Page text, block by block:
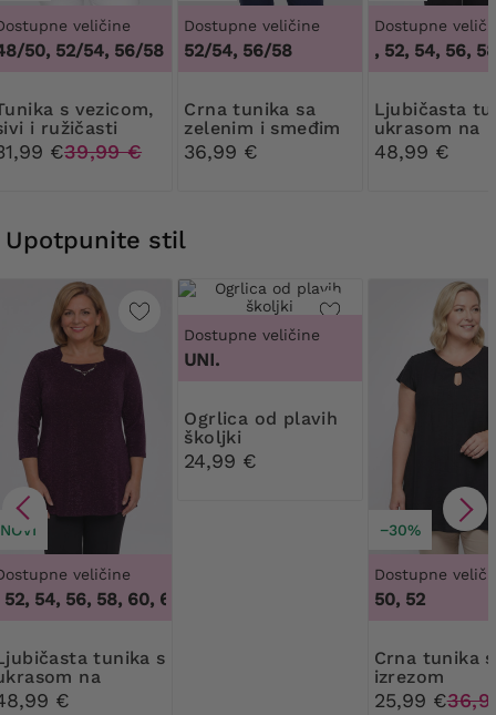
veličine
50, 52/54, 56/58
i ružičasti
€39,99 €
Dostupne veličine
52/54, 56/58
Crna tunika sa
zelenim i smeđim
uzorcima
36,99 €
Dostupne
48, 50, 52, 54, 56, 58,
Ljubičasta tunika s
ukrasom na
dekolteu
48,99 €
Upotpunite stil
NOVI
veličine
54, 56, 58, 60, 62, 64 48, 50, 52, 54, 56, 58, 60, 62, 64
s
na
€
Dostupne veličine
UNI.
Ogrlica od plavih
školjki
24,99 €
−30%
Dostupne
50, 52
Crna tunika s
izrezom
25,99 €